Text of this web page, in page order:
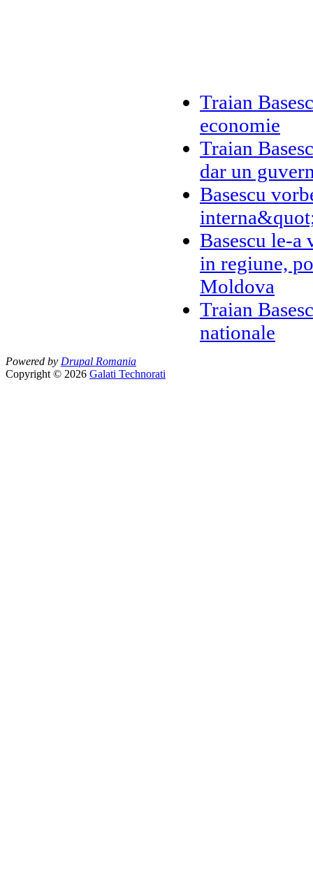
Traian
economie
Traian
dar un
Basescu
Basescu le-a
in regiune,
Moldova
Traian
nationale
Powered by Drupal Romania
Copyright © 2026 Galati Technorati